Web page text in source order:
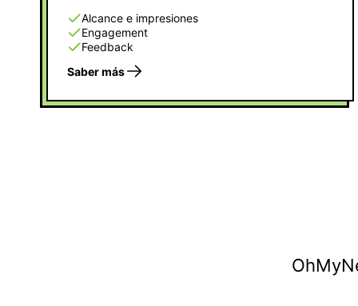
Alcance e impresiones
Engagement
Feedback
Saber más